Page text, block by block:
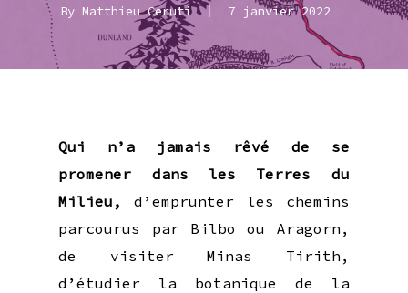
By Matthieu Ceruti 7 janvier 2022
Qui n’a jamais rêvé de se
promener dans les Terres du
Milieu,
d’emprunter les chemins
parcourus par Bilbo ou Aragorn,
de visiter Minas Tirith,
d’étudier la botanique de la